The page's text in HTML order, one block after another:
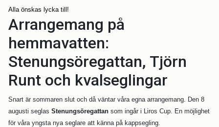
Alla önskas lycka till!
Arrangemang på
hemmavatten:
Stenungsöregattan, Tjörn
Runt och kvalseglingar
Snart är sommaren slut och då väntar våra egna arrangemang. Den 8
augusti seglas Stenungsöregattan som ingår i Liros Cup. En möjlighet
för våra yngsta nya seglare att känna på kappsegling.